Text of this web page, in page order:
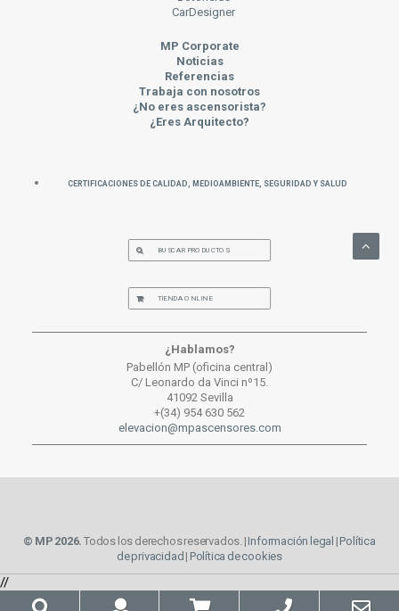
//
CarDesigner
MP Corporate
Noticias
Referencias
Trabaja con nosotros
¿No eres ascensorista?
¿Eres Arquitecto?
Certificaciones de Calidad, Medioambiente, Seguridad y Salud
BUSCAR PRODUCTOS
TIENDA ONLINE
¿Hablamos?
Pabellón MP (oficina central)
C/ Leonardo da Vinci nº15.
41092 Sevilla
+(34) 954 630 562
elevacion@mpascensores.com
© MP 2026. Todos los derechos reservados. | Información legal | Política
de privacidad | Política de cookies